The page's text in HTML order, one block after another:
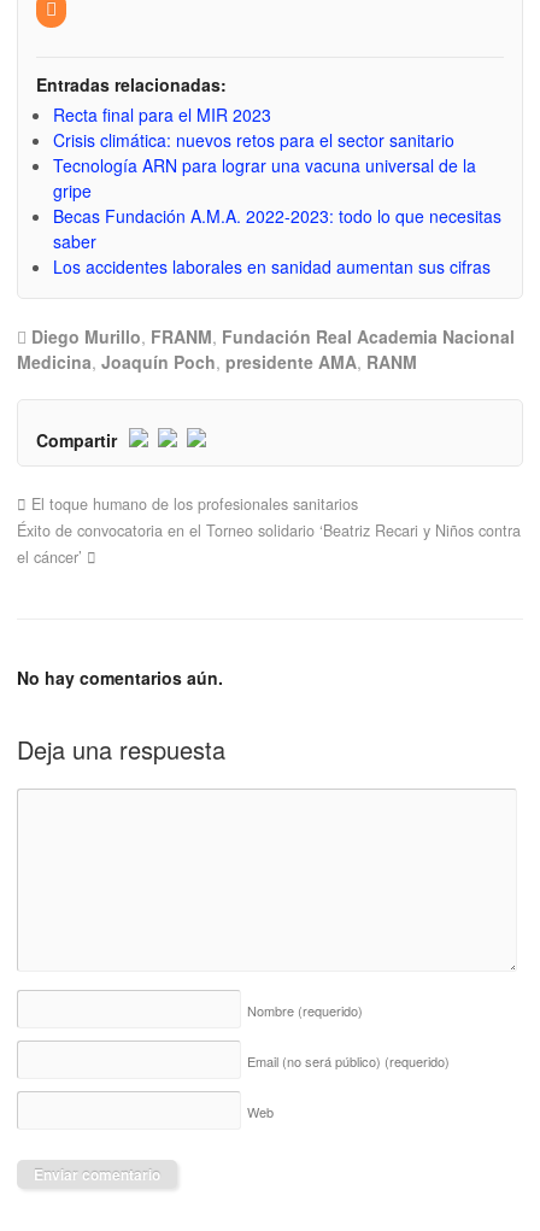
Entradas relacionadas:
Recta final para el MIR 2023
Crisis climática: nuevos retos para el sector sanitario
Tecnología ARN para lograr una vacuna universal de la
gripe
Becas Fundación A.M.A. 2022-2023: todo lo que necesitas
saber
Los accidentes laborales en sanidad aumentan sus cifras
Diego Murillo, FRANM, Fundación Real Academia Nacional
Medicina, Joaquín Poch, presidente AMA, RANM
Compartir
El toque humano de los profesionales sanitarios
Éxito de convocatoria en el Torneo solidario ‘Beatriz Recari y Niños contra
el cáncer’
No hay comentarios aún.
Deja una respuesta
Nombre (requerido)
Email (no será público) (requerido)
Web